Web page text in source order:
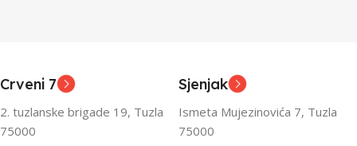
FILTRIRAJ PO TEŽINI FILTRIRAJ PO TEŽINI
Crveni 7
2. tuzlanske brigade 19, Tuzla
75000
Sjenjak
Ismeta Mujezinovića 7, Tuzla
75000